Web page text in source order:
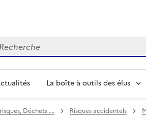
La boîte à outils des élus
Déchets …. Risques accidentels